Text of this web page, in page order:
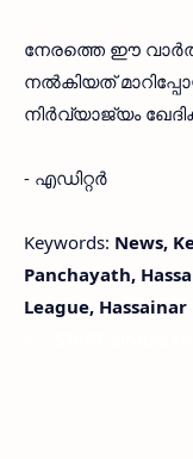
നേരത്തെ ഈ
നൽകിയത്
നിര്‍വ്യാജ്യം
- എഡിറ്റര്‍
Keywords: News,
Panchayath,
League,